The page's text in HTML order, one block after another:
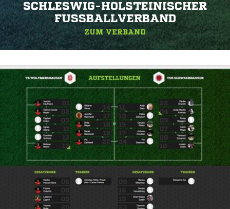
SCHLESWIG-HOLSTEINISCHER
FUSSBALLVERBAND
ZUM VERBAND